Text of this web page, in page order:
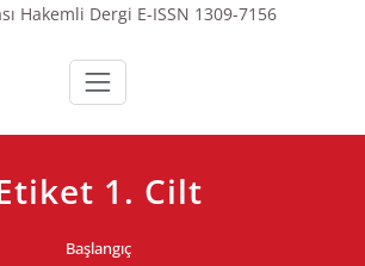
Hakemli Dergi E-ISSN 1309-7156
1. Cilt
Başlangıç